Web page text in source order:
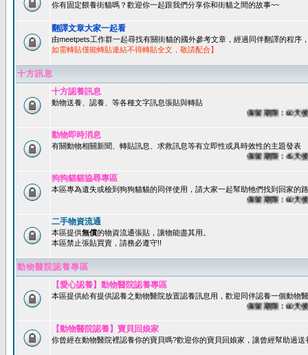
你有固定餵養街貓嗎？歡迎你一起跟我們分享你和街貓之間的故事~~
翻譯文章大家一起看
由meetpets工作群一起尋找有關街貓的國外參考文章，經過同伴翻譯的程序
如需轉貼僅能轉貼連結不得轉貼全文，敬請配合】
十方訊息
十方認養訊息
動物送養、認養、等各種文字訊息張貼與轉貼
保留期限：60天後系
動物即時消息
有關動物相關新聞、轉貼訊息、求救訊息等有立即性或具時效性的主題發表
保留期限：45天後系
狗狗貓貓協尋專區
本區專為遺失或檢到狗狗貓貓的同伴使用，請大家一起幫助牠們找到回家的
保留期限：60天後系
二手物資流通
本區提供無償的物資流通張貼，讓物能盡其用。
本區禁止張貼買賣，請務必遵守!!
動物醫院認養專區
【愛心認養】動物醫院認養專區
本區提供給有提供認養之動物醫院放置認養訊息用，歡迎同伴認養一個動物
保留期限：60天後系
【動物醫院認養】寶貝回娘家
你曾經在動物醫院裡認養你的寶貝嗎?歡迎你的寶貝回娘家，讓曾經幫助過